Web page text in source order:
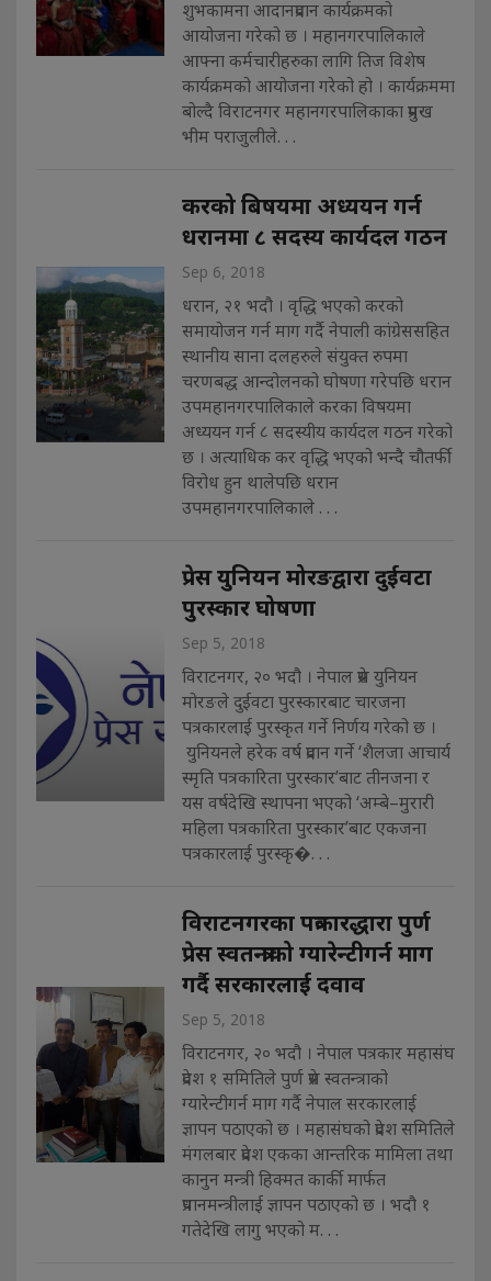
शुभकामना आदानप्रदान कार्यक्रमको
आयोजना गरेको छ । महानगरपालिकाले
आफ्ना कर्मचारीहरुका लागि तिज विशेष
कार्यक्रमको आयोजना गरेको हो । कार्यक्रममा
बोल्दै विराटनगर महानगरपालिकाका प्रमुख
भीम पराजुलीले. . .
करको बिषयमा अध्ययन गर्न
धरानमा ८ सदस्य कार्यदल गठन
Sep 6, 2018
धरान, २१ भदौ । वृद्धि भएको करको
समायोजन गर्न माग गर्दै नेपाली कांग्रेससहित
स्थानीय साना दलहरुले संयुक्त रुपमा
चरणबद्ध आन्दोलनको घोषणा गरेपछि धरान
उपमहानगरपालिकाले करका विषयमा
अध्ययन गर्न ८ सदस्यीय कार्यदल गठन गरेको
छ । अत्याधिक कर वृद्धि भएको भन्दै चौतर्फी
विरोध हुन थालेपछि धरान
उपमहानगरपालिकाले . . .
प्रेस युनियन मोरङद्वारा दुईवटा
पुरस्कार घोषणा
Sep 5, 2018
विराटनगर, २० भदौ । नेपाल प्रेस युनियन
मोरङले दुईवटा पुरस्कारबाट चारजना
पत्रकारलाई पुरस्कृत गर्ने निर्णय गरेको छ ।
युनियनले हरेक वर्ष प्रदान गर्ने ‘शैलजा आचार्य
स्मृति पत्रकारिता पुरस्कार’बाट तीनजना र
यस वर्षदेखि स्थापना भएको ‘अम्बे–मुरारी
महिला पत्रकारिता पुरस्कार’बाट एकजना
पत्रकारलाई पुरस्कृ�. . .
विराटनगरका पत्रकारद्धारा पुर्ण
प्रेस स्वतन्त्राको ग्यारेन्टीगर्न माग
गर्दै सरकारलाई दवाव
Sep 5, 2018
विराटनगर, २० भदौ । नेपाल पत्रकार महासंघ
प्रदेश १ समितिले पुर्ण प्रेस स्वतन्त्राको
ग्यारेन्टीगर्न माग गर्दै नेपाल सरकारलाई
ज्ञापन पठाएको छ । महासंघको प्रदेश समितिले
मंगलबार प्रदेश एकका आन्तरिक मामिला तथा
कानुन मन्त्री हिक्मत कार्की मार्फत
प्रधानमन्त्रीलाई ज्ञापन पठाएको छ । भदौ १
गतेदेखि लागु भएको म. . .